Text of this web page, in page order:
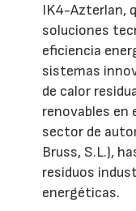
IK4-Azterlan,
soluciones
eficiencia
sistemas
de calor
renovables en
sector de
Bruss, S.L.),
residuos
energéticas.